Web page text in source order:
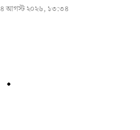
৪ আগস্ট ২০২৬, ১৩:৩৪